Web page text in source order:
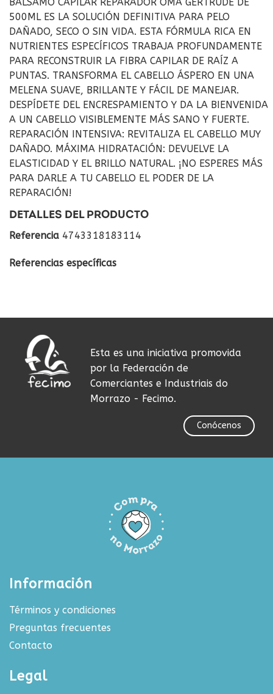
500ML ES LA SOLUCIÓN DEFINITIVA PARA PELO
DAÑADO, SECO O SIN VIDA. ESTA FÓRMULA RICA EN
NUTRIENTES ESPECÍFICOS TRABAJA PROFUNDAMENTE
PARA RECONSTRUIR LA FIBRA CAPILAR DE RAÍZ A
PUNTAS. TRANSFORMA EL CABELLO ÁSPERO EN UNA
MELENA SUAVE, BRILLANTE Y FÁCIL DE MANEJAR.
DESPÍDETE DEL ENCRESPAMIENTO Y DA LA BIENVENIDA
A UN CABELLO VISIBLEMENTE MÁS SANO Y FUERTE.
REPARACIÓN INTENSIVA: REVITALIZA EL CABELLO MUY
DAÑADO. MÁXIMA HIDRATACIÓN: DEVUELVE LA
ELASTICIDAD Y EL BRILLO NATURAL. ¡NO ESPERES MÁS
PARA DARLE A TU CABELLO EL PODER DE LA
REPARACIÓN!
DETALLES DEL PRODUCTO
Referencia 4743318183114
Referencias específicas
Esta es una iniciativa promovida
por la Federación de
Comerciantes e Industriais do
Morrazo - Fecimo.
Conócenos
Información
Términos y condiciones
Preguntas frecuentes
Contacto
Legal